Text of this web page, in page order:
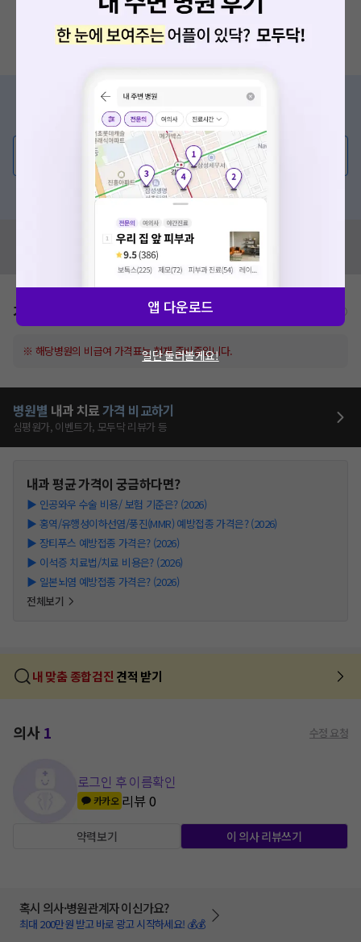
증상/치료, 궁금한 점이 있나요?
의사가 직접 답해드려요!
💬 무엇이든 물어보세요
혹은, 의료상담 서비스에 다양한 게시글 보러가기
혹시 잘못된 병원정보가 있나요?
모두닥 팀에 알려주세요!
가격표
※ 해당병원의 비급여 가격표는 현재 준비중입니다.
병원별 내과 치료가격 비교하기
심평원가, 이벤트가, 모두닥 리뷰가 등
내과평균 가격이 궁금하다면?
▶ 인공와우 수술 비용/ 보험 기준은? (2026)
▶ 홍역/유행성이하선염/풍진(MMR) 예방접종 가격은? (2026)
▶ 장티푸스 예방접종 가격은? (2026)
▶ 이석증 치료법/치료 비용은? (2026)
▶ 일본뇌염 예방접종 가격은? (2026)
전체보기
내 맞춤 종합검진 견적 받기
의사1 수정 요청
로그인 후 이름확인
카카오 리뷰0
약력보기 이 의사 리뷰쓰기
혹시 의사·병원관계자 이신가요?
최대 200만원 받고 바로 광고 시작하세요! 💰💰
앱 다운로드
일단 둘러볼게요!